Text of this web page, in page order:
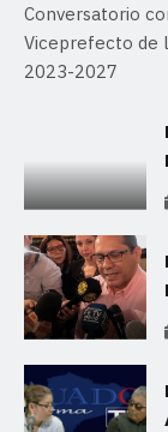
Conversatorio
Viceprefecto de
2023-2027